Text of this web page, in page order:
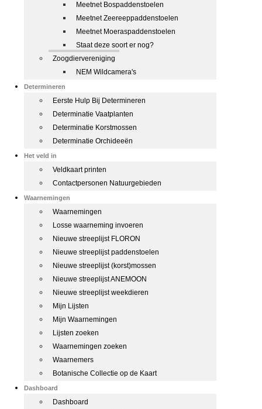
Meetnet Bospaddenstoelen
Meetnet Zeereeppaddenstoelen
Meetnet Moeraspaddenstoelen
Staat deze soort er nog?
Zoogdiervereniging
NEM Wildcamera's
Determineren
Eerste Hulp Bij Determineren
Determinatie Vaatplanten
Determinatie Korstmossen
Determinatie Orchideeën
Het veld in
Veldkaart printen
Contactpersonen Natuurgebieden
Waarnemingen
Waarnemingen
Losse waarneming invoeren
Nieuwe streeplijst FLORON
Nieuwe streeplijst paddenstoelen
Nieuwe streeplijst (korst)mossen
Nieuwe streeplijst ANEMOON
Nieuwe streeplijst weekdieren
Mijn Lijsten
Mijn Waarnemingen
Lijsten zoeken
Waarnemingen zoeken
Waarnemers
Botanische Collectie op de Kaart
Dashboard
Dashboard